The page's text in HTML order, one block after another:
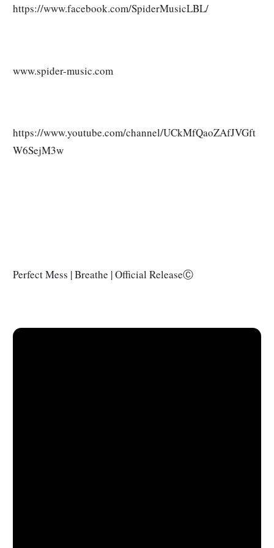
https://www.facebook.com/SpiderMusicLBL/
www.spider-music.com
https://www.youtube.com/channel/UCkMfQaoZAfJVGft
W6SejM3w
Perfect Mess | Breathe | Official ReleaseⒸ